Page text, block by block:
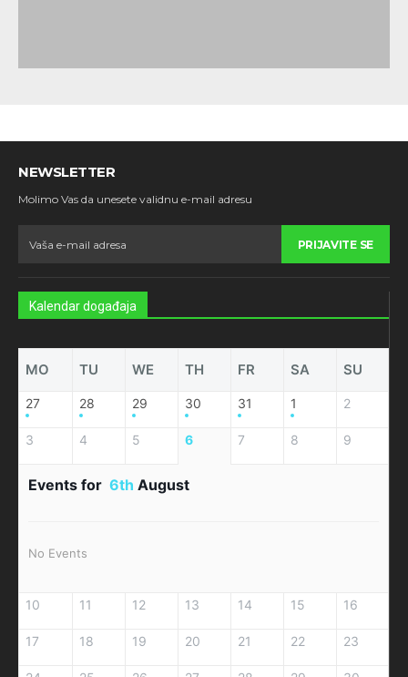
NEWSLETTER
Molimo Vas da unesete validnu e-mail adresu
PRIJAVITE SE
Kalendar događaja
MO TU WE TH FR SA SU
27 28 29 30 31 1 2
3 4 5 6 7 8 9
Events for 6th August
No Events
10 11 12 13 14 15 16
17 18 19 20 21 22 23